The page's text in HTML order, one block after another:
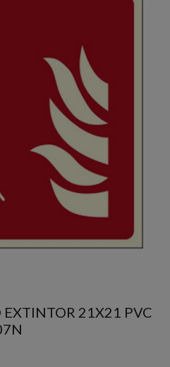
21X21 PVC